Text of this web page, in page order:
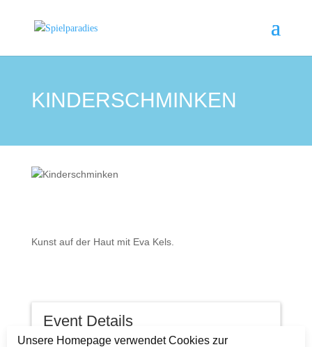
KINDERSCHMINKEN
Kunst auf der Haut mit Eva Kels.
Event Details
Unsere Homepage verwendet Cookies zur